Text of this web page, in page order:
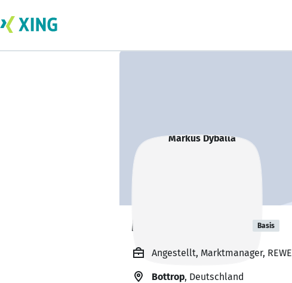
Markus Dyballa Basis
Angestellt, Marktmanager, REWE
Bottrop, Deutschland